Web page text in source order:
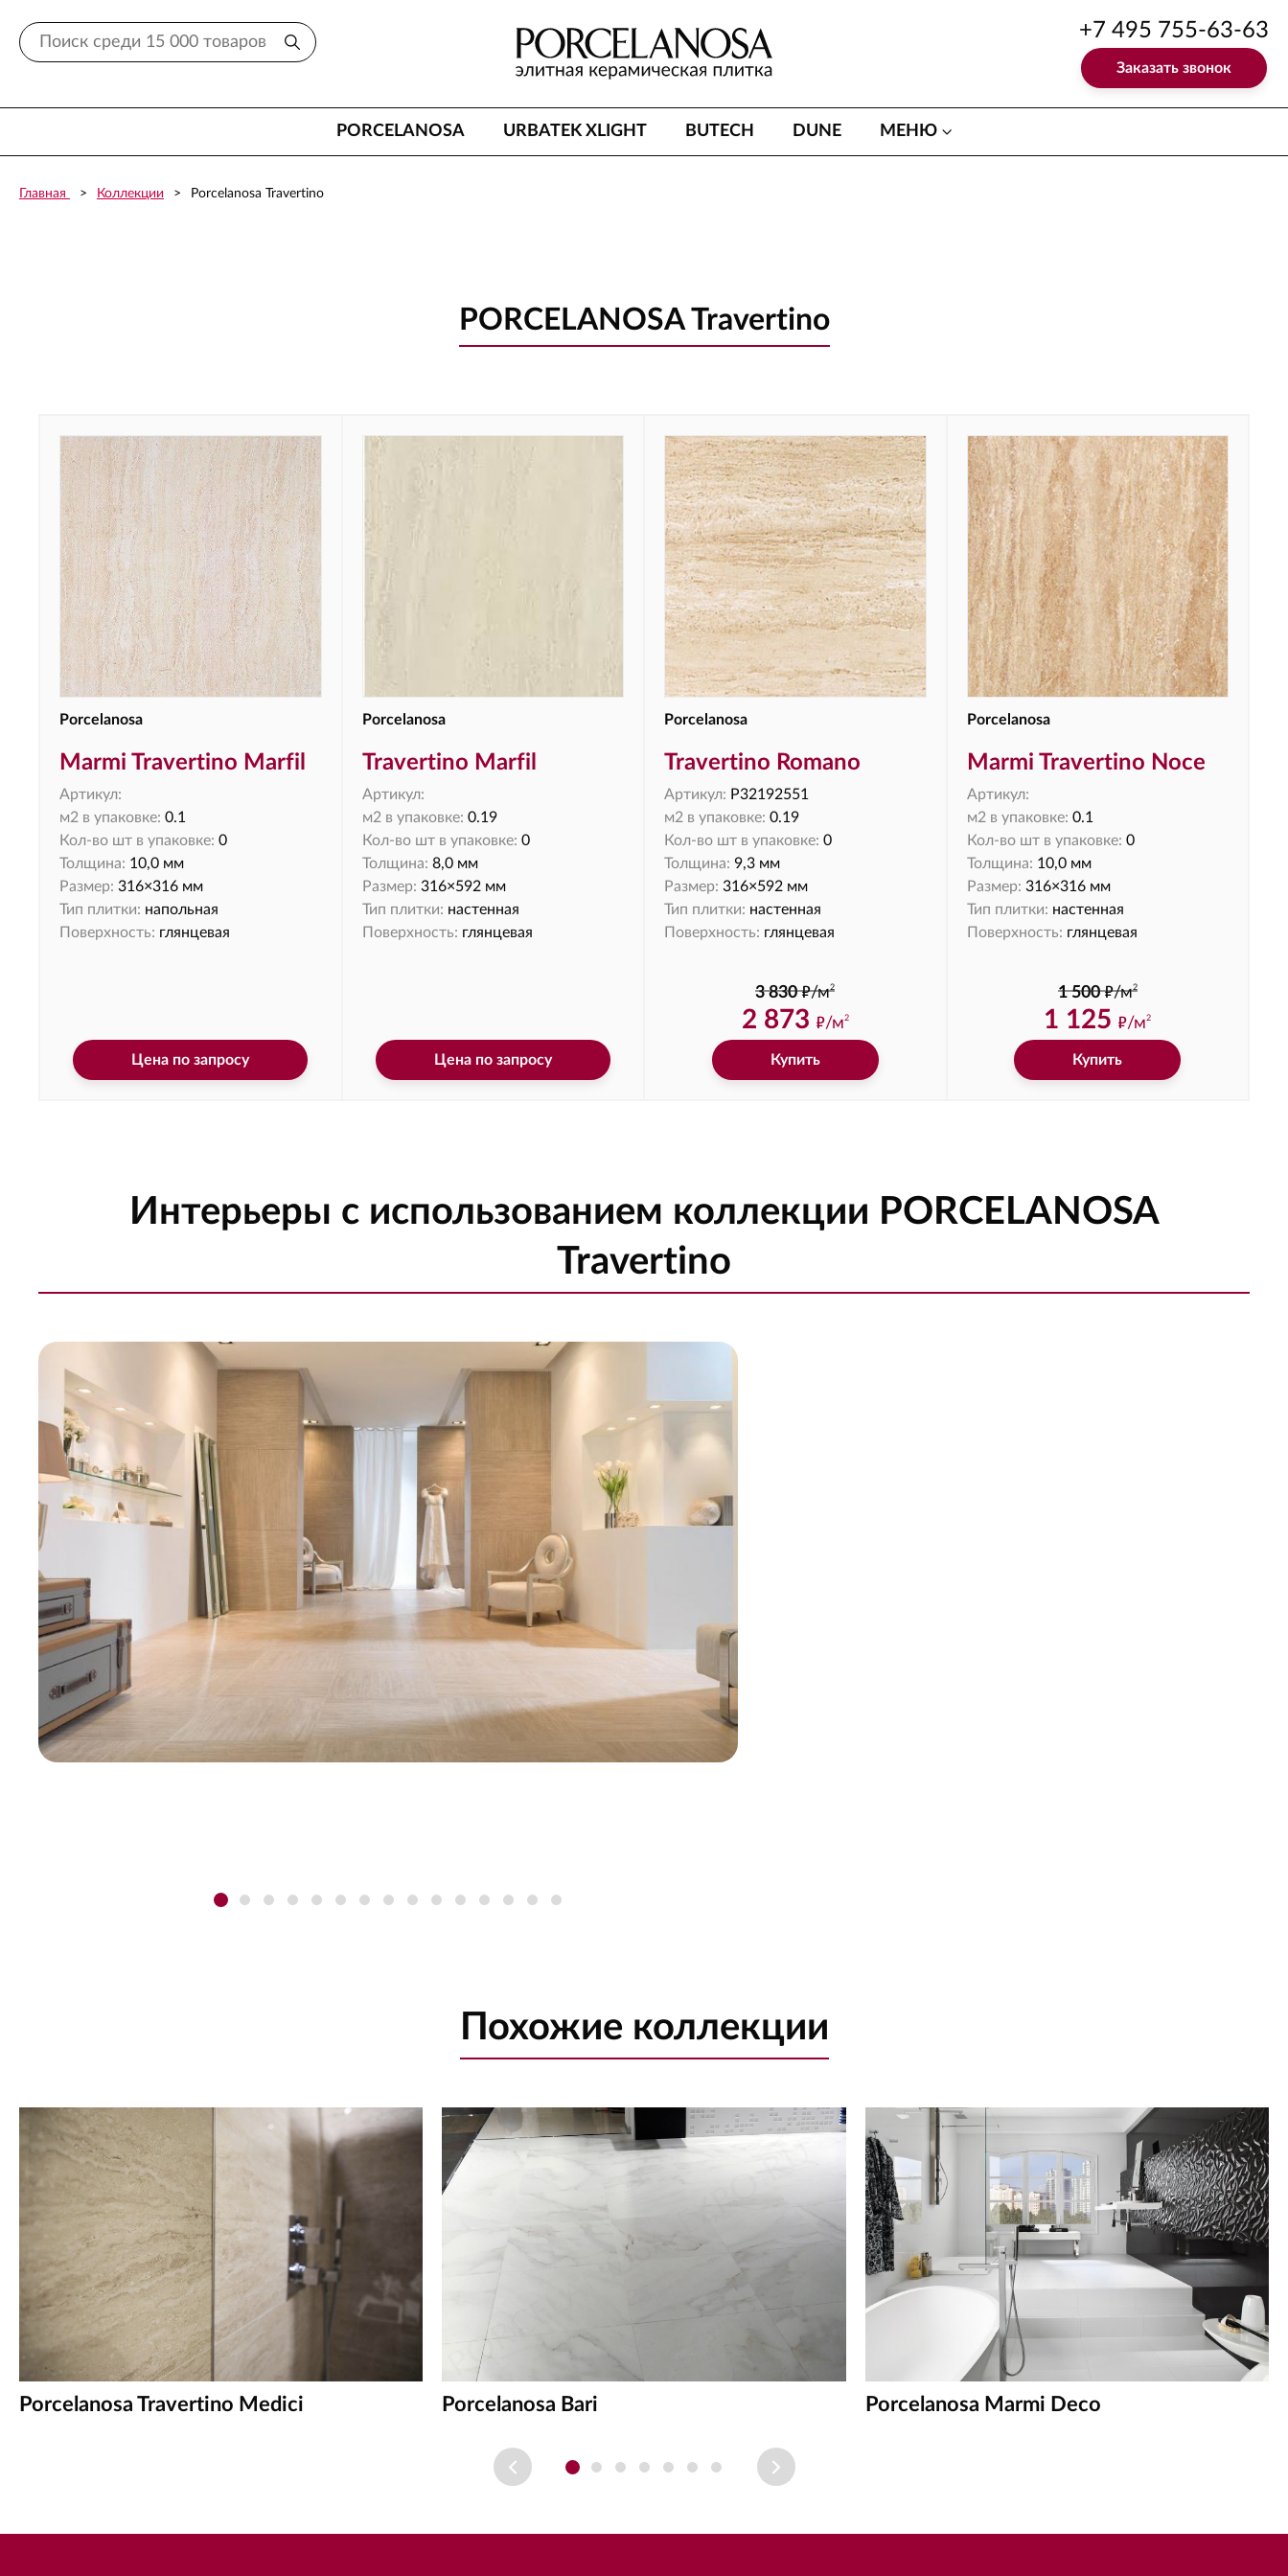
+7 495 755-63-63
Заказать звонок
PORCELANOSA URBATEK XLIGHT BUTECH DUNE МЕНЮ
Главная Коллекции Porcelanosa Travertino
PORCELANOSA Travertino
Porcelanosa
Marmi Travertino Marfil
Артикул:
м2 в упаковке: 0.1
Кол-во шт в упаковке: 0
Толщина: 10,0 мм
Размер: 316×316 мм
Тип плитки: напольная
Поверхность: глянцевая
Цена по запросу
Porcelanosa
Travertino Marfil
Артикул:
м2 в упаковке: 0.19
Кол-во шт в упаковке: 0
Толщина: 8,0 мм
Размер: 316×592 мм
Тип плитки: настенная
Поверхность: глянцевая
Цена по запросу
Porcelanosa
Travertino Romano
Артикул: P32192551
м2 в упаковке: 0.19
Кол-во шт в упаковке: 0
Толщина: 9,3 мм
Размер: 316×592 мм
Тип плитки: настенная
Поверхность: глянцевая
3 830 ф/м2
2 873 ф/м2
Купить
Porcelanosa
Marmi Travertino Noce
Артикул:
м2 в упаковке: 0.1
Кол-во шт в упаковке: 0
Толщина: 10,0 мм
Размер: 316×316 мм
Тип плитки: настенная
Поверхность: глянцевая
1 500 ф/м2
1 125 ф/м2
Купить
Интерьеры с использованием коллекции PORCELANOSA
Travertino
Похожие коллекции
Porcelanosa Travertino Medici Porcelanosa Bari Porcelanosa Marmi Deco